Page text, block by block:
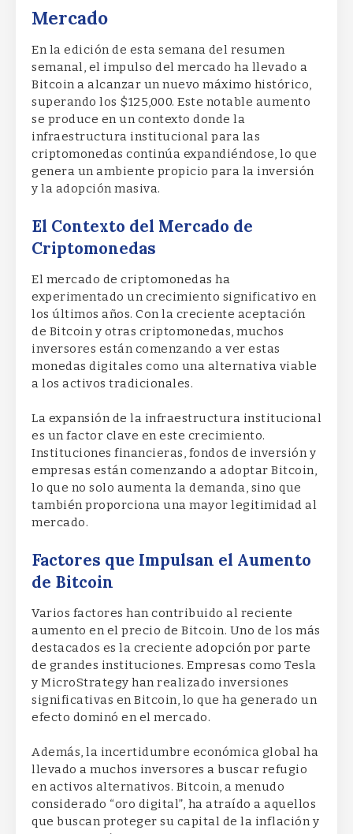
Mercado
En la edición de esta semana del resumen
semanal, el impulso del mercado ha llevado a
Bitcoin a alcanzar un nuevo máximo histórico,
superando los $125,000. Este notable aumento
se produce en un contexto donde la
infraestructura institucional para las
criptomonedas continúa expandiéndose, lo que
genera un ambiente propicio para la inversión
y la adopción masiva.
El Contexto del Mercado de
Criptomonedas
El mercado de criptomonedas ha
experimentado un crecimiento significativo en
los últimos años. Con la creciente aceptación
de Bitcoin y otras criptomonedas, muchos
inversores están comenzando a ver estas
monedas digitales como una alternativa viable
a los activos tradicionales.
La expansión de la infraestructura institucional
es un factor clave en este crecimiento.
Instituciones financieras, fondos de inversión y
empresas están comenzando a adoptar Bitcoin,
lo que no solo aumenta la demanda, sino que
también proporciona una mayor legitimidad al
mercado.
Factores que Impulsan el Aumento
de Bitcoin
Varios factores han contribuido al reciente
aumento en el precio de Bitcoin. Uno de los más
destacados es la creciente adopción por parte
de grandes instituciones. Empresas como Tesla
y MicroStrategy han realizado inversiones
significativas en Bitcoin, lo que ha generado un
efecto dominó en el mercado.
Además, la incertidumbre económica global ha
llevado a muchos inversores a buscar refugio
en activos alternativos. Bitcoin, a menudo
considerado “oro digital”, ha atraído a aquellos
que buscan proteger su capital de la inflación y